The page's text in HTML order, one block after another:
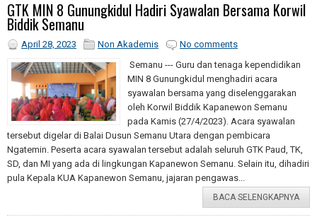
GTK MIN 8 Gunungkidul Hadiri Syawalan Bersama Korwil
Biddik Semanu
April 28, 2023 Non Akademis
No comments
Semanu --- Guru dan tenaga kependidikan
MIN 8 Gunungkidul menghadiri acara
syawalan bersama yang diselenggarakan
oleh Korwil Biddik Kapanewon Semanu
pada Kamis (27/4/2023). Acara syawalan
tersebut digelar di Balai Dusun Semanu Utara dengan pembicara
Ngatemin. Peserta acara syawalan tersebut adalah seluruh GTK Paud, TK,
SD, dan MI yang ada di lingkungan Kapanewon Semanu. Selain itu, dihadiri
pula Kepala KUA Kapanewon Semanu, jajaran pengawas...
BACA SELENGKAPNYA